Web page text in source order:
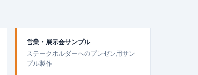
営業・展示会サンプル
ステークホルダーへのプレゼン用サン
プル製作